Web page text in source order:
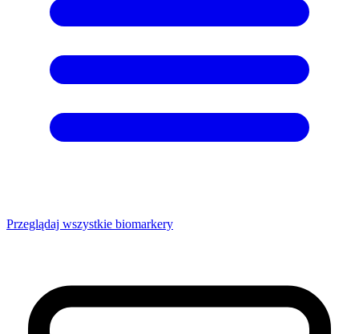
Przeglądaj wszystkie biomarkery